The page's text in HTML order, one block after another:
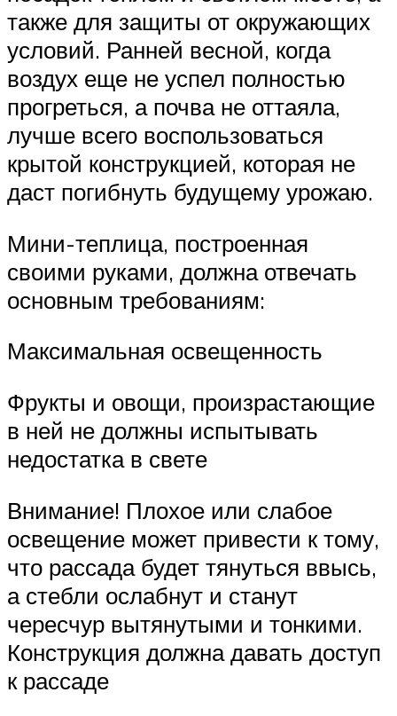
также для защиты от окружающих
условий. Ранней весной, когда
воздух еще не успел полностью
прогреться, а почва не оттаяла,
лучше всего воспользоваться
крытой конструкцией, которая не
даст погибнуть будущему урожаю.
Мини-теплица, построенная
своими руками, должна отвечать
основным требованиям:
Максимальная освещенность
Фрукты и овощи, произрастающие
в ней не должны испытывать
недостатка в свете
Внимание! Плохое или слабое
освещение может привести к тому,
что рассада будет тянуться ввысь,
а стебли ослабнут и станут
чересчур вытянутыми и тонкими.
Конструкция должна давать доступ
к рассаде